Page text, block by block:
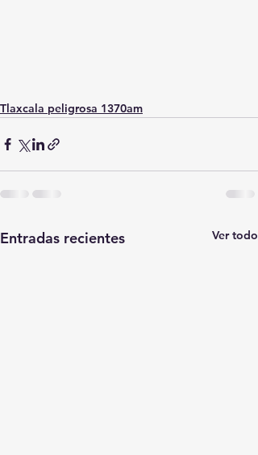
Tlaxcala peligrosa 1370am
Entradas recientes Ver todo